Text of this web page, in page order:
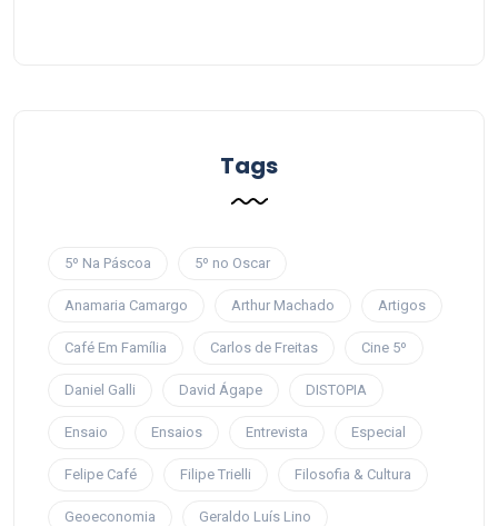
Tags
5º Na Páscoa 5º no Oscar
Anamaria Camargo Arthur Machado Artigos
Café Em Família Carlos de Freitas Cine 5º
Daniel Galli David Ágape DISTOPIA
Ensaio Ensaios Entrevista Especial
Felipe Café Filipe Trielli Filosofia & Cultura
Geoeconomia Geraldo Luís Lino